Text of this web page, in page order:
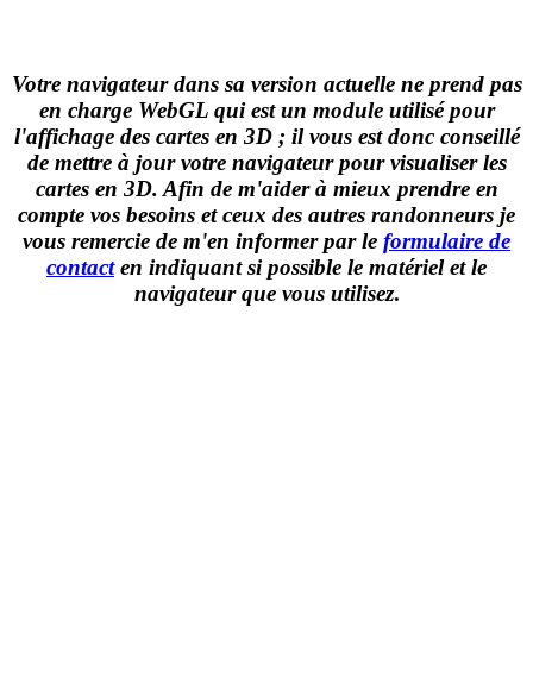
Votre navigateur dans sa version actuelle ne prend pas
en charge WebGL qui est un module utilisé pour
l'affichage des cartes en 3D ; il vous est donc conseillé
de mettre à jour votre navigateur pour visualiser les
cartes en 3D. Afin de m'aider à mieux prendre en
compte vos besoins et ceux des autres randonneurs je
vous remercie de m'en informer par le formulaire de
contacten indiquant si possible le matériel et le
navigateur que vous utilisez.